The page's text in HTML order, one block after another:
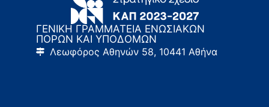
ΓΕΝΙΚΗ ΓΡΑΜΜΑΤΕΙΑ ΕΝΩΣΙΑΚΩΝ
ΠΟΡΩΝ ΚΑΙ ΥΠΟΔΟΜΩΝ
Λεωφόρος Αθηνών 58, 10441 Αθήνα